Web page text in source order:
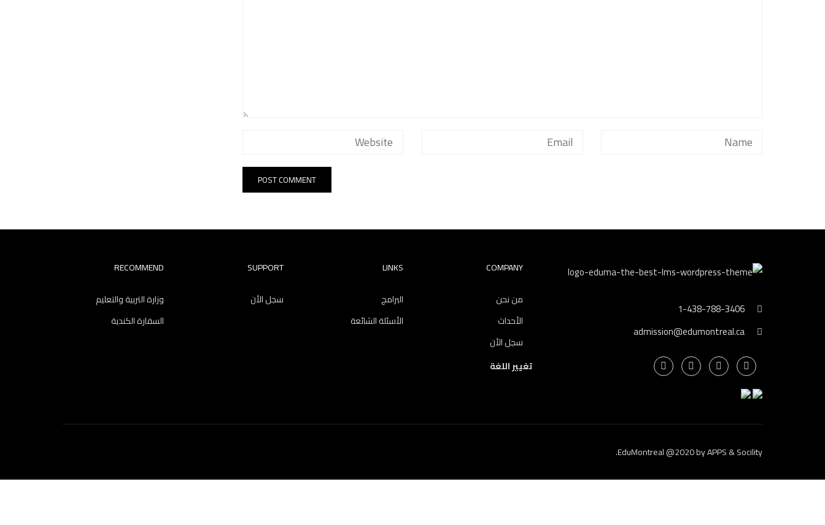
1-438-788-3406
admission@edumontreal.ca
COMPANY
من نحن
الأحداث
سجل الأن
LINKS
البرامج
الأسئلة الشائعة
SUPPORT
سجل الأن
RECOMMEND
وزارة التربية والتعليم
السفارة الكندية
تغيير اللغة
EduMontreal @2020byAPPS & Socility
.